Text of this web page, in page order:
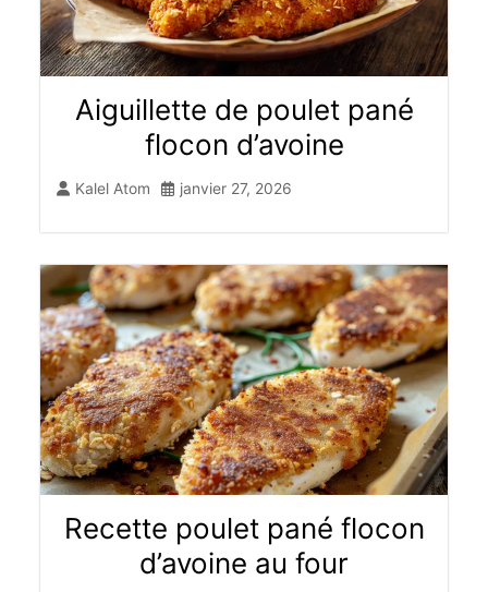
Aiguillette de poulet pané
flocon d’avoine
Kalel Atom janvier 27, 2026
Recette poulet pané flocon
d’avoine au four